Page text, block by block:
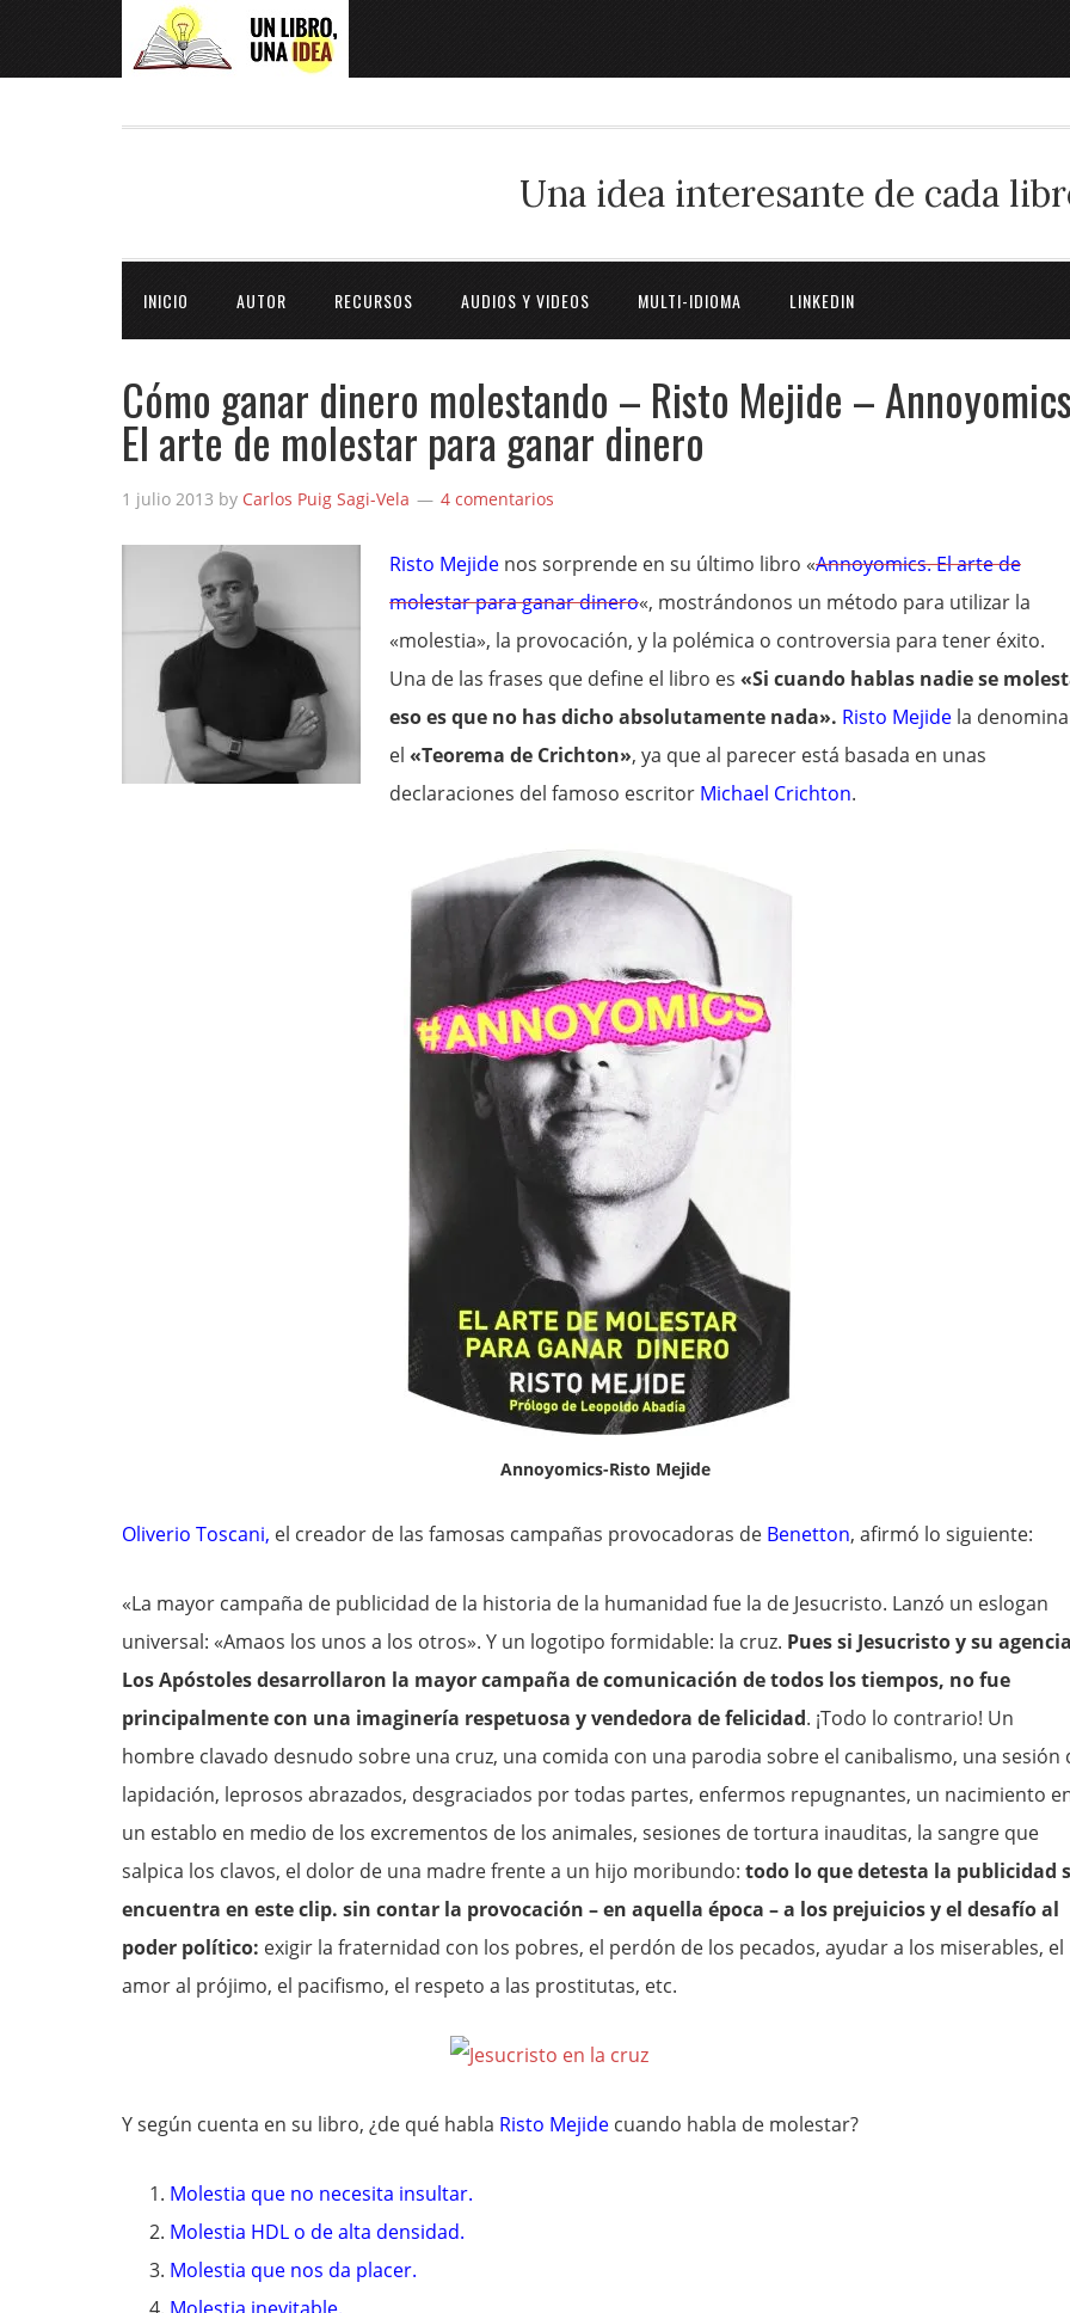
Una idea interesante de cada
INICIO AUTOR RECURSOS AUDIOS Y VIDEOS MULTI-IDIOMA LINKEDIN
Cómo ganar dinero molestando – Risto Mejide –
El arte de molestar para ganar dinero
1 julio 2013 by Carlos Puig Sagi-Vela 4 comentarios
Risto Mejide nos sorprende en su último libro «Annoyomics. El arte de
molestar para ganar dinero«, mostrándonos un método para utilizar la
«molestia», la provocación, y la polémica o controversia para tener éxito.
Una de las frases que define el libro es «Si cuando hablas nadie se
eso es que no has dicho absolutamente nada». Risto Mejide la denomina
el «Teorema de Crichton», ya que al parecer está basada en unas
declaraciones del famoso escritor Michael Crichton.
Annoyomics-Risto Mejide
Oliverio Toscani, el creador de las famosas campañas provocadoras de Benetton, afirmó lo siguiente:
«La mayor campaña de publicidad de la historia de la humanidad fue la de Jesucristo. Lanzó un eslogan
universal: «Amaos los unos a los otros». Y un logotipo formidable: la cruz. Pues si Jesucristo y su agencia
Los Apóstoles desarrollaron la mayor campaña de comunicación de todos los tiempos, no fue
principalmente con una imaginería respetuosa y vendedora de felicidad. ¡Todo lo contrario! Un
hombre clavado desnudo sobre una cruz, una comida con una parodia sobre el canibalismo, una sesión
lapidación, leprosos abrazados, desgraciados por todas partes, enfermos repugnantes, un nacimiento
un establo en medio de los excrementos de los animales, sesiones de tortura inauditas, la sangre que
salpica los clavos, el dolor de una madre frente a un hijo moribundo: todo lo que detesta la publicidad
encuentra en este clip. sin contar la provocación – en aquella época – a los prejuicios y el desafío al
poder político: exigir la fraternidad con los pobres, el perdón de los pecados, ayudar a los miserables, el
amor al prójimo, el pacifismo, el respeto a las prostitutas, etc.
Y según cuenta en su libro, ¿de qué habla Risto Mejide cuando habla de molestar?
Molestia que no necesita insultar.
Molestia HDL o de alta densidad.
Molestia que nos da placer.